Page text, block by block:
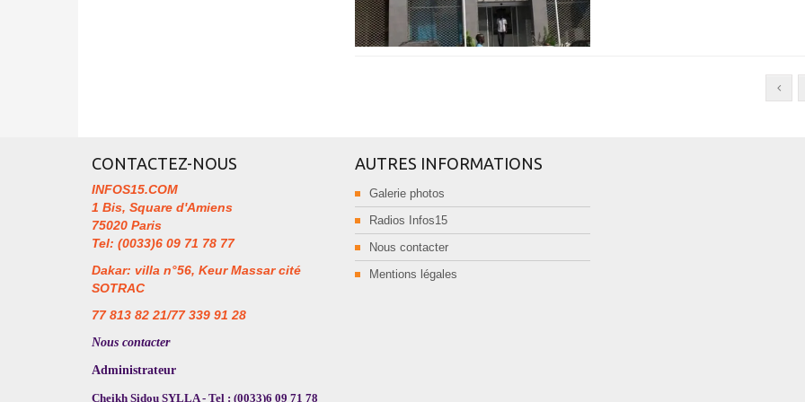
CONTACTEZ-NOUS
INFOS15.COM
1 Bis, Square d'Amiens
75020 Paris
Tel: (0033)6 09 71 78 77
Dakar: villa n°56, Keur Massar cité
SOTRAC
77 813 82 21/77 339 91 28
Nous contacter
Administrateur
Cheikh Sidou SYLLA - Tel : (0033)6 09 71 78
AUTRES INFORMATIONS
Galerie photos
Radios Infos15
Nous contacter
Mentions légales